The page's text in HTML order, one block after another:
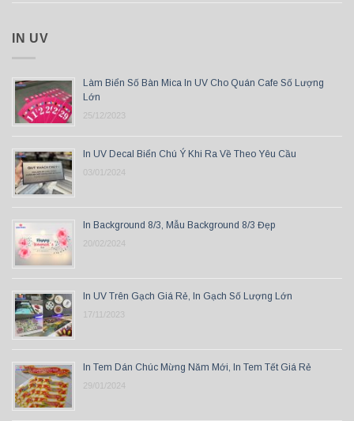
IN UV
Làm Biển Số Bàn Mica In UV Cho Quán Cafe Số Lượng
Lớn
25/12/2023
In UV Decal Biển Chú Ý Khi Ra Về Theo Yêu Cầu
03/01/2024
In Background 8/3, Mẫu Background 8/3 Đẹp
20/02/2024
In UV Trên Gạch Giá Rẻ, In Gạch Số Lượng Lớn
17/11/2023
In Tem Dán Chúc Mừng Năm Mới, In Tem Tết Giá Rẻ
29/01/2024